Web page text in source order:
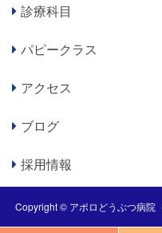
診療科目
パピークラス
アクセス
ブログ
採用情報
Copyright © アポロどうぶつ病院